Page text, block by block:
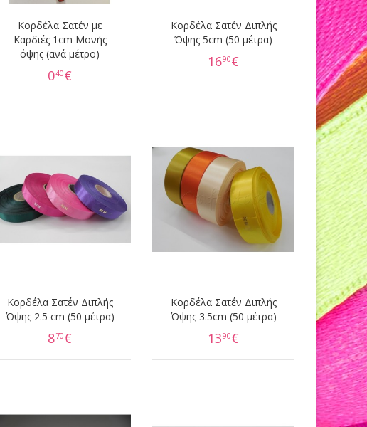
Κορδέλα Σατέν με
Καρδιές 1cm Μονής
όψης (ανά μέτρο)
040€
Κορδέλα Σατέν Διπλής
Όψης 5cm (50 μέτρα)
1690€
Κορδέλα Σατέν Διπλής
Όψης 2.5 cm (50 μέτρα)
870€
Κορδέλα Σατέν Διπλής
Όψης 3.5cm (50 μέτρα)
1390€